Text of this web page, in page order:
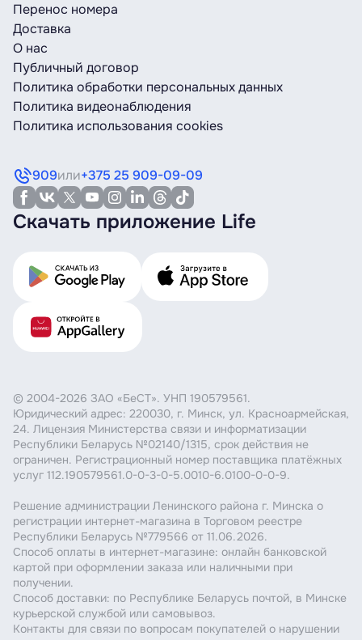
Перенос номера
Доставка
О нас
Публичный договор
Политика обработки персональных данных
Политика видеонаблюдения
Политика использования cookies
909или+375 25 909-09-09
Скачать приложение Life
© 2004-2026 ЗАО «БеСТ». УНП 190579561.
Юридический адрес: 220030, г. Минск, ул. Красноармейская,
24. Лицензия Министерства связи и информатизации
Республики Беларусь №02140/1315, срок действия не
ограничен. Регистрационный номер поставщика платёжных
услуг 112.190579561.0-0-3-0-5.0010-6.0100-0-0-9.
Решение администрации Ленинского района г. Минска о
регистрации интернет-магазина в Торговом реестре
Республики Беларусь №779566 от 11.06.2026.
Способ оплаты в интернет-магазине: онлайн банковской
картой при оформлении заказа или наличными при
получении.
Способ доставки: по Республике Беларусь почтой, в Минске
курьерской службой или самовывоз.
Контакты для связи по вопросам покупателей о нарушении